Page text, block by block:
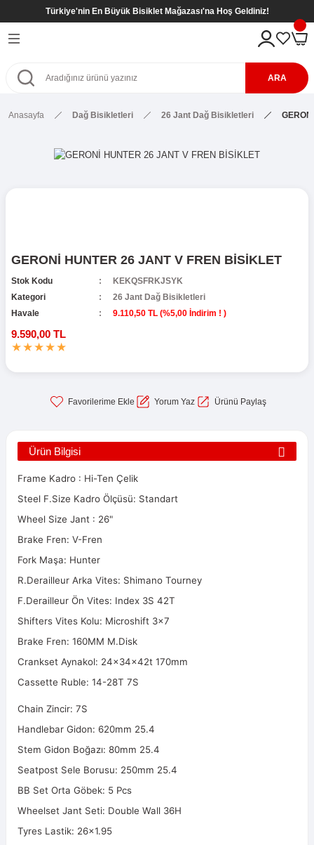
Türkiye'nin En Büyük Bisiklet Mağazası'na Hoş Geldiniz!
Geri Dön
( 6- 9 Yaş )
Geri Dön
( 8- 12 Yaş )
Geri Dön
Geri Dön
ARA
Anasayfa Dağ Bisikletleri 26 Jant Dağ Bisikletleri
GERONİ HUNTER 26 JANT V FREN BİSİKLET
Stok Kodu
KEKQSFRKJSYK
Kategori
26 Jant Dağ Bisikletleri
Havale
9.110,50 TL (%5,00 İndirim ! )
9.590,00 TL
Yorum Yaz Ürünü Paylaş
Ürün Bilgisi
Frame Kadro : Hi-Ten Çelik
Steel F.Size Kadro Ölçüsü: Standart
Wheel Size Jant : 26"
Brake Fren: V-Fren
Fork Maşa: Hunter
R.Derailleur Arka Vites: Shimano Tourney
F.Derailleur Ön Vites: Index 3S 42T
Shifters Vites Kolu: Microshift 3x7
Brake Fren: 160MM M.Disk
Crankset Aynakol: 24x34x42t 170mm
Cassette Ruble: 14-28T 7S
Chain Zincir: 7S
Handlebar Gidon: 620mm 25.4
Stem Gidon Boğazı: 80mm 25.4
Seatpost Sele Borusu: 250mm 25.4
BB Set Orta Göbek: 5 Pcs
Wheelset Jant Seti: Double Wall 36H
Tyres Lastik: 26x1.95